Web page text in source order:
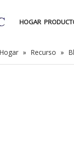
HOGAR
Hogar » Recurso »